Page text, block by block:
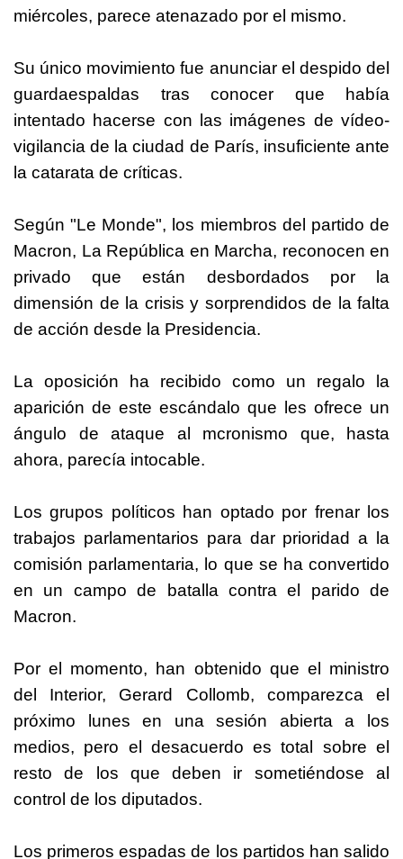
miércoles, parece atenazado por el mismo.
Su único movimiento fue anunciar el despido del
guardaespaldas tras conocer que había
intentado hacerse con las imágenes de vídeo-
vigilancia de la ciudad de París, insuficiente ante
la catarata de críticas.
Según "Le Monde", los miembros del partido de
Macron, La República en Marcha, reconocen en
privado que están desbordados por la
dimensión de la crisis y sorprendidos de la falta
de acción desde la Presidencia.
La oposición ha recibido como un regalo la
aparición de este escándalo que les ofrece un
ángulo de ataque al mcronismo que, hasta
ahora, parecía intocable.
Los grupos políticos han optado por frenar los
trabajos parlamentarios para dar prioridad a la
comisión parlamentaria, lo que se ha convertido
en un campo de batalla contra el parido de
Macron.
Por el momento, han obtenido que el ministro
del Interior, Gerard Collomb, comparezca el
próximo lunes en una sesión abierta a los
medios, pero el desacuerdo es total sobre el
resto de los que deben ir sometiéndose al
control de los diputados.
Los primeros espadas de los partidos han salido